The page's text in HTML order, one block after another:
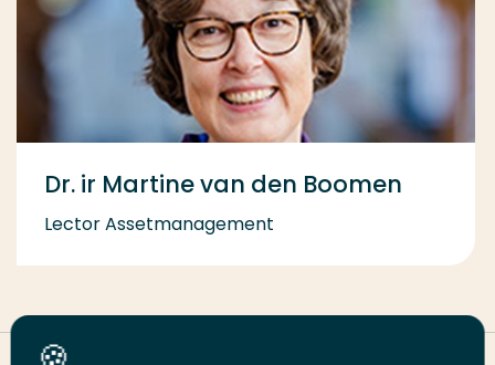
Dr. ir Martine van den Boomen
Lector Assetmanagement